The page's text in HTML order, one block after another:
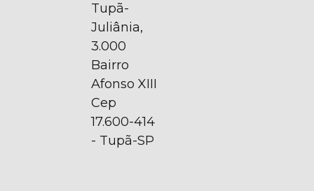
Tupã-
Juliânia,
3.000
Bairro
Afonso XIII
Cep
17.600-414
- Tupã-SP